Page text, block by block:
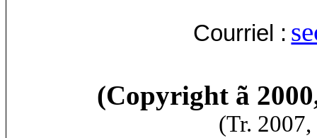
Courriel :
(Copyright ã
(Tr.